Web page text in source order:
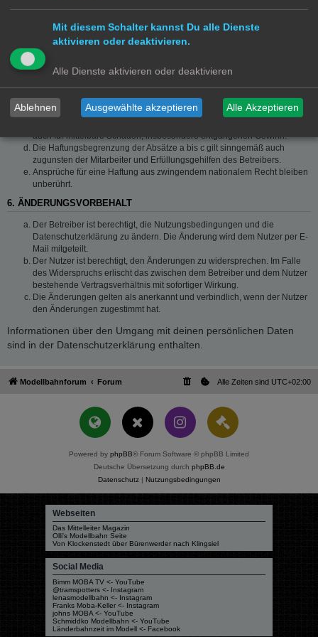
grob fahrlässigem Verhalten oder bei Schäden aus der Verletzung von
Vertragspflichten (Kardinalpflichten) auf die bei Vertragsschluss
typischerweise vorhersehbaren Schäden und im übrigen der Höhe nach
auf die vertragstypischen Durchschnittsschäden begrenzt. Dies gilt auch
für mittelbare Folgeschäden wie insbesondere entgangenen Gewinn.
Die Haftung ist gegenüber Unternehmern außer bei der Verletzung von
Leben, Körper und Gesundheit oder vorsätzlichem oder grob
fahrlässigem Verhalten des Betreibers auf die bei Vertragsschluss
typischerweise vorhersehbaren Schäden und im Übrigen der Höhe
auch für mittelbare Schäden, insbesondere entgangenen Gewinn.
Die Haftungsbegrenzung der Absätze a bis c gilt sinngemäß auch
zugunsten der Mitarbeiter und Erfüllungsgehilfen des Betreibers.
Ansprüche für eine Haftung aus zwingendem nationalem Recht bleiben
unberührt.
6. ÄNDERUNGSVORBEHALT
Der Betreiber ist berechtigt, die Nutzungsbedingungen und die
Datenschutzerklärung zu ändern. Die Änderung wird dem Nutzer per E-
Mail mitgeteilt.
Der Nutzer ist berechtigt, den Änderungen zu widersprechen. Im Falle
des Widerspruchs erlischt das zwischen dem Betreiber und dem Nutzer
bestehende Vertragsverhältnis mit sofortiger Wirkung.
Die Änderungen gelten als anerkannt und verbindlich, wenn der Nutzer
den Änderungen zugestimmt hat.
Informationen über den Umgang mit deinen persönlichen Daten
sind in der Datenschutzerklärung enthalten.
Modellbahnforum Forum Alle Zeiten sind UTC+02:00
Powered by phpBB® Forum Software © phpBB Limited
Deutsche Übersetzung durch phpBB.de
Datenschutz| Nutzungsbedingungen
Webseiten
Das Mittelleiter Magazin
Olli's Modellbahn Seite
Von Klockenstedt über Bürenwerder nach Klingsiel
Social Media
Bimm MOBA TV <- YouTube
@tramspotters <- Instagram
lenasmodellbahn <- Instagram
Franks Moba-Keller <- Instagram
johns MOBA <- YouTube
Schmiddko Modellbahn <- YouTube
Länderbahnzeit im Modell <- Facebook
Mit diesem Schalter kannst Du alle Dienste
aktivieren oder deaktivieren.
Alle Dienste aktivieren oder deaktivieren
Ablehnen Ausgewählte akzeptieren Alle Akzeptieren